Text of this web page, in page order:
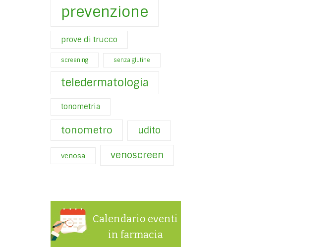
prevenzione
prove di trucco
screening senza glutine
teledermatologia
tonometria
tonometro udito
venosa venoscreen
Calendario eventi
in farmacia